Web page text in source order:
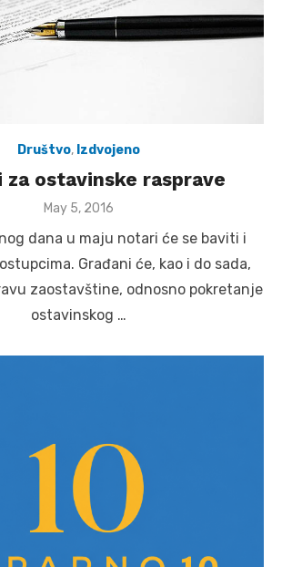
Društvo, Izdvojeno
za ostavinske rasprave
Posted
May 5, 2016
dana u maju notari će se baviti i
Građani će, kao i do sada,
zaostavštine, odnosno pokretanje
ostavinskog …